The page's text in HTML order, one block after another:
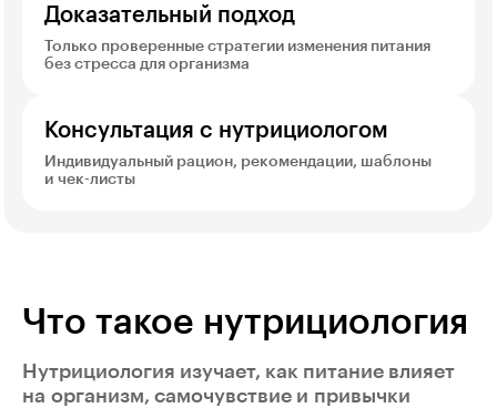
Доказательный подход
Только проверенные стратегии изменения питания
без стресса для организма
Консультация с нутрициологом
Индивидуальный рацион, рекомендации, шаблоны
и чек-листы
Что такое нутрициология
Нутрициология изучает, как питание влияет
на организм, самочувствие и привычки